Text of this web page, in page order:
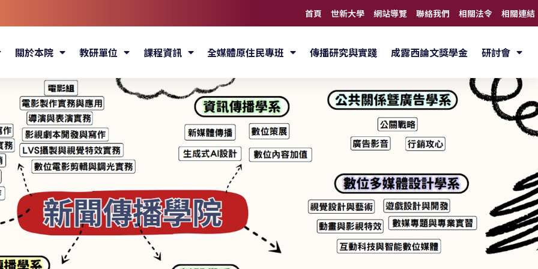
首頁 世新大學 網站導覽 聯絡我們 相關法令 相關連結
關於本院 教研單位 課程資訊 全媒體原住民專班 傳播研究與實踐 成露西論文獎學金 研討會